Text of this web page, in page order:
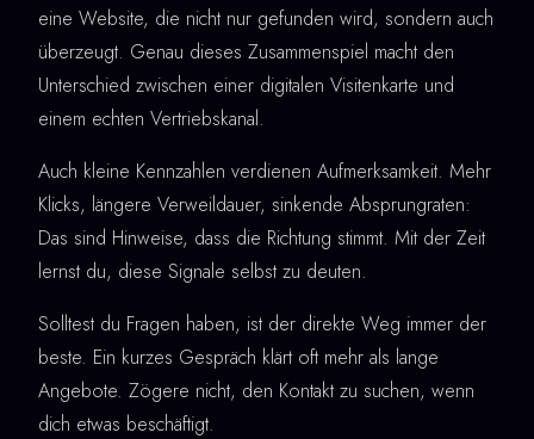
eine Website, die nicht nur gefunden wird, sondern auch
überzeugt. Genau dieses Zusammenspiel macht den
Unterschied zwischen einer digitalen Visitenkarte und
einem echten Vertriebskanal.
Auch kleine Kennzahlen verdienen Aufmerksamkeit. Mehr
Klicks, längere Verweildauer, sinkende Absprungraten:
Das sind Hinweise, dass die Richtung stimmt. Mit der Zeit
lernst du, diese Signale selbst zu deuten.
Solltest du Fragen haben, ist der direkte Weg immer der
beste. Ein kurzes Gespräch klärt oft mehr als lange
Angebote. Zögere nicht, den Kontakt zu suchen, wenn
dich etwas beschäftigt.